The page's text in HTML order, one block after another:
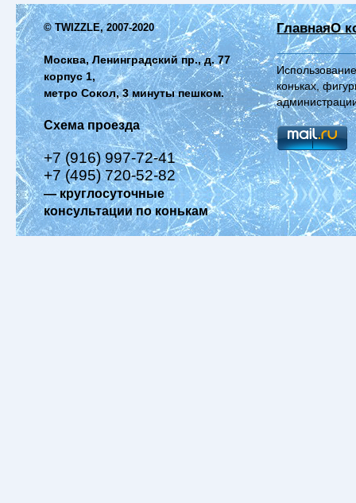
© TWIZZLE, 2007-2020
Москва, Ленинградский пр., д. 77
корпус 1,
метро Сокол, 3 минуты пешком.
Схема проезда
+7 (916) 997-72-41
+7 (495) 720-52-82
— круглосуточные
консультации по конькам
ГлавнаяО
коньках,